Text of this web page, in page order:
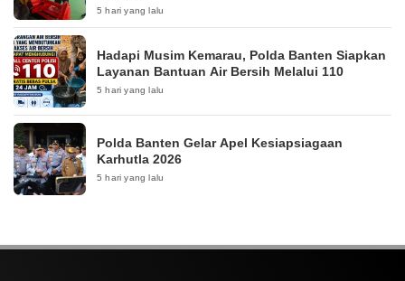
5 hari yang lalu
Hadapi Musim Kemarau, Polda Banten Siapkan
Layanan Bantuan Air Bersih Melalui 110
5 hari yang lalu
Polda Banten Gelar Apel Kesiapsiagaan
Karhutla 2026
5 hari yang lalu